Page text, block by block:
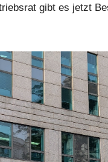
gibt es jetzt